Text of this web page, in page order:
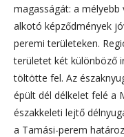
magasságát: a
alkotó képződmények
peremi területeken.
területet két különböző
töltötte fel. Az
épült dél délkelet felé a
északkeleti lejtő
a Tamási-perem